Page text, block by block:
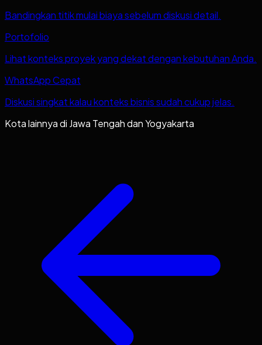
Bandingkan titik mulai biaya sebelum diskusi detail.
Portofolio
Lihat konteks proyek yang dekat dengan kebutuhan Anda.
WhatsApp Cepat
Diskusi singkat kalau konteks bisnis sudah cukup jelas.
Kota lainnya di Jawa Tengah dan Yogyakarta